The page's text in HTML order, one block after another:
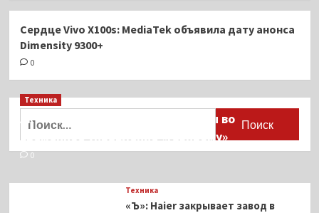
Сердце Vivo X100s: MediaTek объявила дату анонса
Dimensity 9300+
0
Техника
Активы Ariston и Bosch переданы во
временное управление «Газпрому»
0
Техника
«Ъ»: Haier закрывает завод в